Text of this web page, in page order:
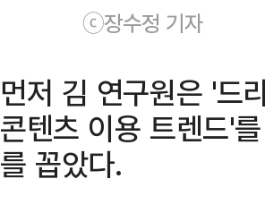
ⓒ장수정 기자
먼저 김 연구원은 '드
콘텐츠 이용 트렌드'
를 꼽았다.